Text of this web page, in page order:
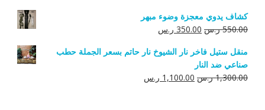
هو:
680.00 ر.س.
هو:
500.00 ر.س.
كشاف يدوي معجزة وضوء مبهر
550.00 ر.س السعر
هو:
550.00 ر.س.
350.00 ر.سالسعر
هو:
منقل ستيل فاخر نار الشيوخ نار حاتم بسعر الجملة حطب
صناعي ضد النار
1,300.00 ر.س السعر
1,100.00 ر.سالسعر